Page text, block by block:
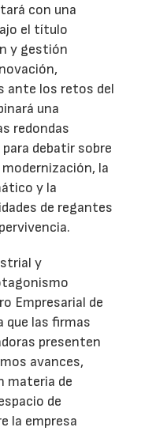
con una
el título
y gestión
ante los retos del
una
redondas
debatir sobre
la
y la
de regantes
y
Empresarial de
que las firmas
presenten
avances,
materia de
de
la empresa